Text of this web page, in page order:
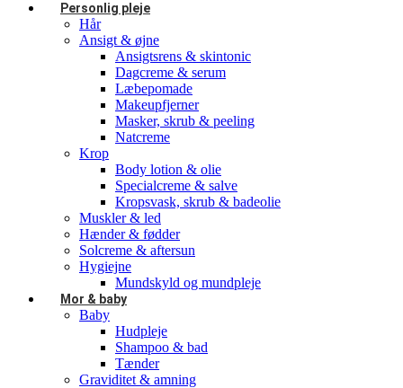
Personlig pleje
Hår
Ansigt & øjne
Ansigtsrens & skintonic
Dagcreme & serum
Læbepomade
Makeupfjerner
Masker, skrub & peeling
Natcreme
Krop
Body lotion & olie
Specialcreme & salve
Kropsvask, skrub & badeolie
Muskler & led
Hænder & fødder
Solcreme & aftersun
Hygiejne
Mundskyld og mundpleje
Mor & baby
Baby
Hudpleje
Shampoo & bad
Tænder
Graviditet & amning